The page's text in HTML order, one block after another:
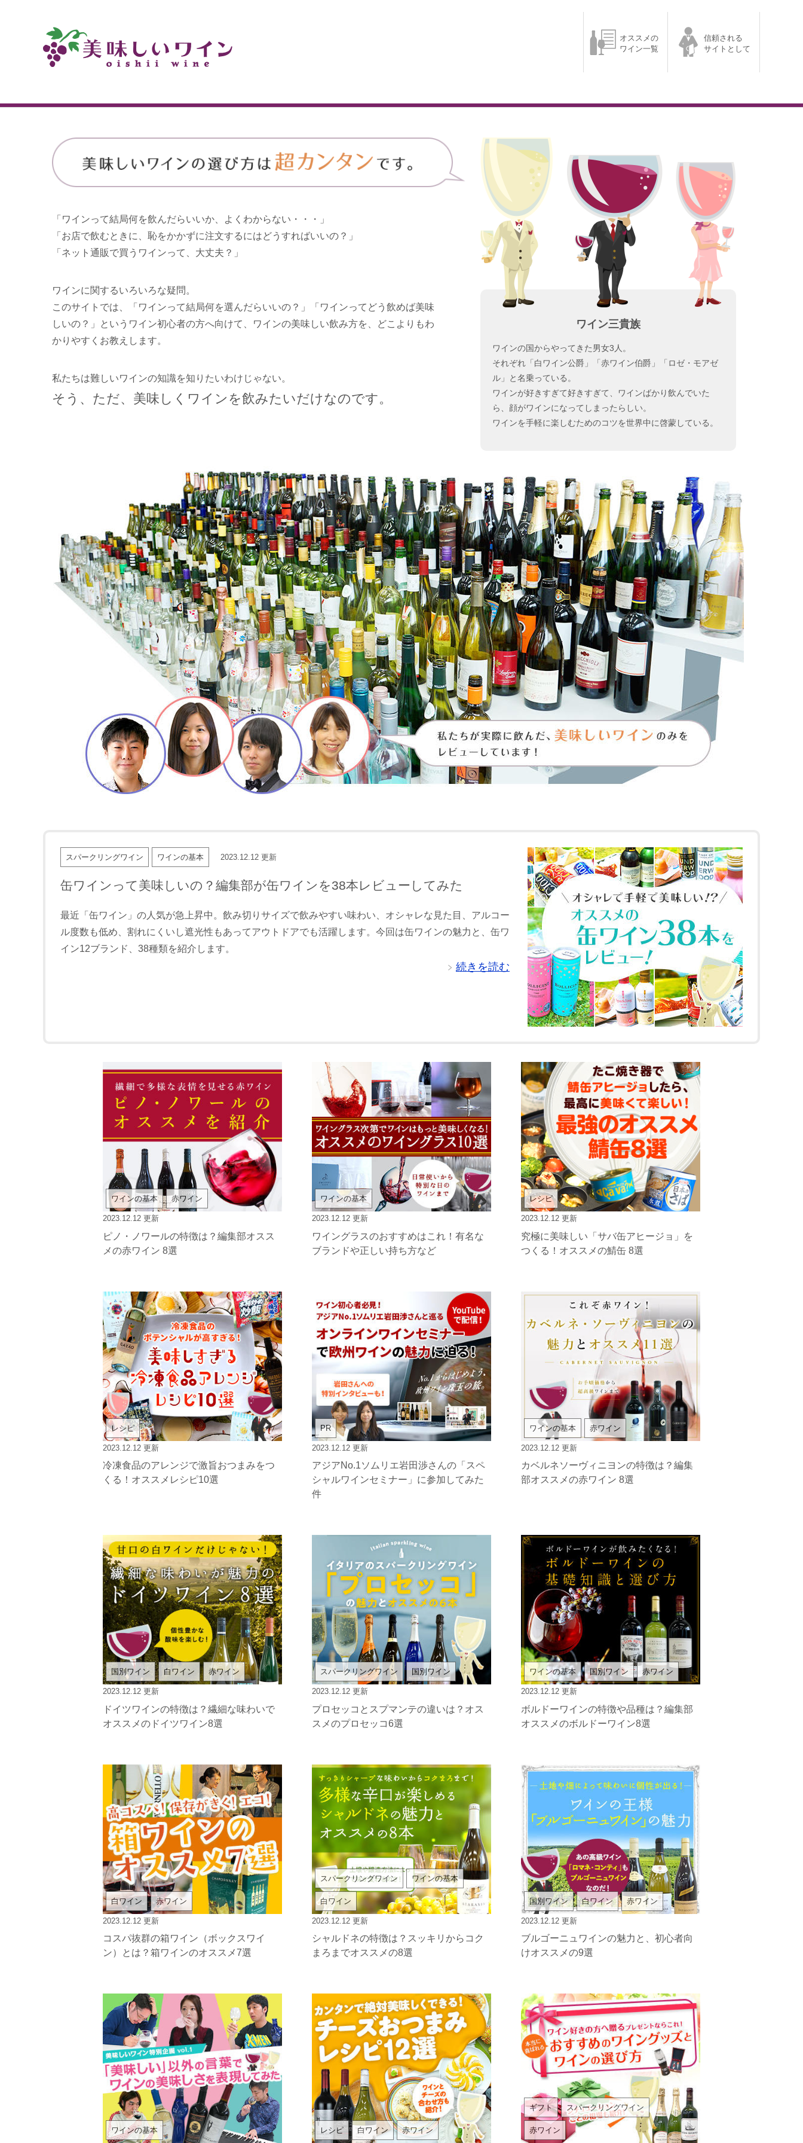
オススメの
ワイン一覧
信頼される
サイトとして
「ワインって結局何を飲んだらいいか、よくわからない・・・」
「お店で飲むときに、恥をかかずに注文するにはどうすればいいの？」
「ネット通販で買うワインって、大丈夫？」
ワインに関するいろいろな疑問。
このサイトでは、「ワインって結局何を選んだらいいの？」「ワインってどう飲めば美味
しいの？」というワイン初心者の方へ向けて、ワインの美味しい飲み方を、どこよりもわ
かりやすくお教えします。
私たちは難しいワインの知識を知りたいわけじゃない。
そう、ただ、美味しくワインを飲みたいだけなのです。
ワイン三貴族
ワインの国からやってきた男女3人。
それぞれ「白ワイン公爵」「赤ワイン伯爵」「ロゼ・モアゼ
ル」と名乗っている。
ワインが好きすぎて好きすぎて、ワインばかり飲んでいた
ら、顔がワインになってしまったらしい。
ワインを手軽に楽しむためのコツを世界中に啓蒙している。
スパークリングワイン ワインの基本 2023.12.12 更新
缶ワインって美味しいの？編集部が缶ワインを38本レビューしてみた
最近「缶ワイン」の人気が急上昇中。飲み切りサイズで飲みやすい味わい、オシャレな見た目、アルコー
ル度数も低め、割れにくいし遮光性もあってアウトドアでも活躍します。今回は缶ワインの魅力と、缶ワ
イン12ブランド、38種類を紹介します。
続きを読む
ワインの基本 赤ワイン
2023.12.12 更新
ピノ・ノワールの特徴は？編集部オスス
メの赤ワイン 8選
ワインの基本
2023.12.12 更新
ワイングラスのおすすめはこれ！有名な
ブランドや正しい持ち方など
レシピ
2023.12.12 更新
究極に美味しい「サバ缶アヒージョ」を
つくる！オススメの鯖缶 8選
レシピ
2023.12.12 更新
冷凍食品のアレンジで激旨おつまみをつ
くる！オススメレシピ10選
PR
2023.12.12 更新
アジアNo.1ソムリエ岩田渉さんの「スペ
シャルワインセミナー」に参加してみた
件
ワインの基本 赤ワイン
2023.12.12 更新
カベルネソーヴィニヨンの特徴は？編集
部オススメの赤ワイン 8選
国別ワイン 白ワイン 赤ワイン
2023.12.12 更新
ドイツワインの特徴は？繊細な味わいで
オススメのドイツワイン8選
スパークリングワイン 国別ワイン
2023.12.12 更新
プロセッコとスプマンテの違いは？オス
スメのプロセッコ6選
ワインの基本 国別ワイン 赤ワイン
2023.12.12 更新
ボルドーワインの特徴や品種は？編集部
オススメのボルドーワイン8選
白ワイン 赤ワイン
2023.12.12 更新
コスパ抜群の箱ワイン（ボックスワイ
ン）とは？箱ワインのオススメ7選
スパークリングワイン ワインの基本
白ワイン
2023.12.12 更新
シャルドネの特徴は？スッキリからコク
まろまでオススメの8選
国別ワイン 白ワイン 赤ワイン
2023.12.12 更新
ブルゴーニュワインの魅力と、初心者向
けオススメの9選
ワインの基本 レシピ 白ワイン 赤ワイン
ギフト スパークリングワイン
赤ワイン